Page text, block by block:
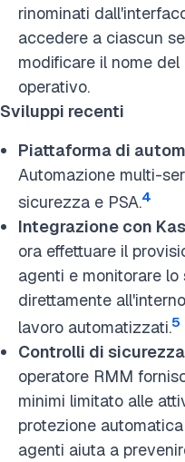
rinominati
accedere a ciascun
modificare il nome
operativo.
Sviluppi recenti
Piattaforma di
Automazione multi-
sicurezza e PSA.4
Integrazione con
ora effettuare il
agenti e monitorare
direttamente
lavoro automatizzati.5
Controlli di
operatore RMM
minimi limitato alle
protezione
agenti aiuta a